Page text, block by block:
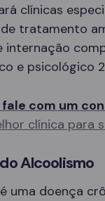
clínicas
tratamento
internação
e psicológico
fale com um
clínica para
Alcoolismo
é uma doença